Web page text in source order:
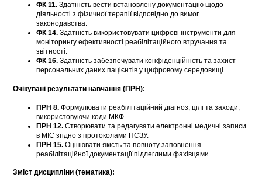
ФК 11. Здатність вести встановлену документацію щодо
діяльності з фізичної терапії відповідно до вимог
законодавства.
ФК 14. Здатність використовувати цифрові інструменти для
моніторингу ефективності реабілітаційного втручання та
звітності.
ФК 16. Здатність забезпечувати конфіденційність та захист
персональних даних пацієнтів у цифровому середовищі.
Очікувані результати навчання (ПРН):
ПРН 8. Формулювати реабілітаційний діагноз, цілі та заходи,
використовуючи коди МКФ.
ПРН 12. Створювати та редагувати електронні медичні записи
в МІС згідно з протоколами НСЗУ.
ПРН 15. Оцінювати якість та повноту заповнення
реабілітаційної документації підлеглими фахівцями.
Зміст дисципліни (тематика):